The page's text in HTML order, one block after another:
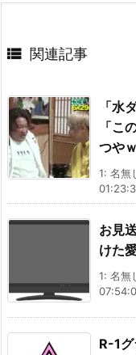
 関連記事
「水
「こ
つやｗ
1: 名無
お見
けた
1: 名無
R-1